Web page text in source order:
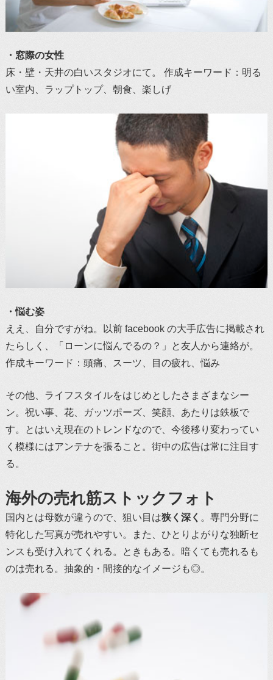
・窓際の女性
床・壁・天井の白いスタジオにて。 作成キーワード：明る
い室内、ラップトップ、朝食、楽しげ
・悩む姿
ええ、自分ですがね。以前 facebook の大手広告に掲載され
たらしく、「ローンに悩んでるの？」と友人から連絡が。
作成キーワード：頭痛、スーツ、目の疲れ、悩み
その他、ライフスタイルをはじめとしたさまざまなシー
ン。祝い事、花、ガッツポーズ、笑顔、あたりは鉄板で
す。とはいえ現在のトレンドなので、今後移り変わってい
く模様にはアンテナを張ること。街中の広告は常に注目す
る。
海外の売れ筋ストックフォト
国内とは母数が違うので、狙い目は狭く深く 。専門分野に
特化した写真が売れやすい。また、ひとりよがりな独断セ
ンスも受け入れてくれる。ときもある。暗くても売れるも
のは売れる。抽象的・間接的なイメージも◎。